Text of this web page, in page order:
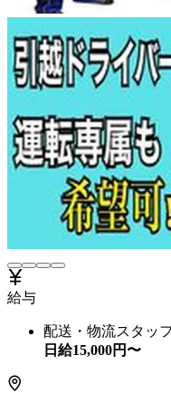
給与
配送・物流スタッフ
日給15,000円〜